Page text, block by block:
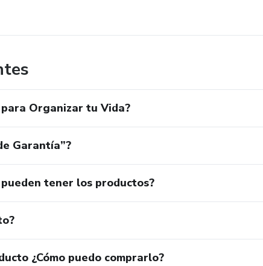
Organizar tu Vida?
Garantía”?
tener los productos?
¿Cómo puedo comprarlo?